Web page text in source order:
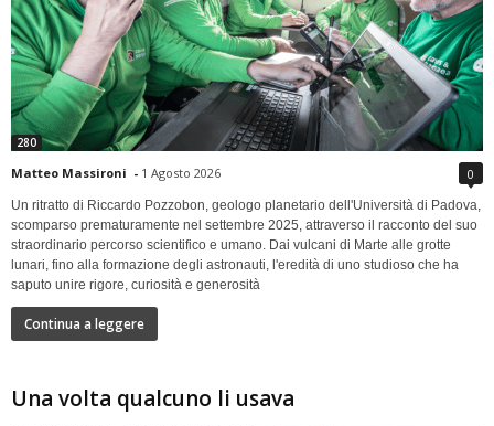
280
Matteo Massironi - 1 Agosto 2026 0
Un ritratto di Riccardo Pozzobon, geologo planetario dell'Università di Padova,
scomparso prematuramente nel settembre 2025, attraverso il racconto del suo
straordinario percorso scientifico e umano. Dai vulcani di Marte alle grotte
lunari, fino alla formazione degli astronauti, l'eredità di uno studioso che ha
saputo unire rigore, curiosità e generosità
Continua a leggere
Una volta qualcuno li usava